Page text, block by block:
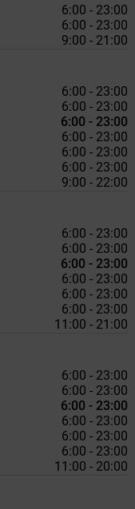
6:00 - 23:00
6:00 - 23:00
9:00 - 21:00
6:00 - 23:00
6:00 - 23:00
6:00 - 23:00
6:00 - 23:00
6:00 - 23:00
6:00 - 23:00
9:00 - 22:00
6:00 - 23:00
6:00 - 23:00
6:00 - 23:00
6:00 - 23:00
6:00 - 23:00
6:00 - 23:00
11:00 - 21:00
6:00 - 23:00
6:00 - 23:00
6:00 - 23:00
6:00 - 23:00
6:00 - 23:00
6:00 - 23:00
11:00 - 20:00